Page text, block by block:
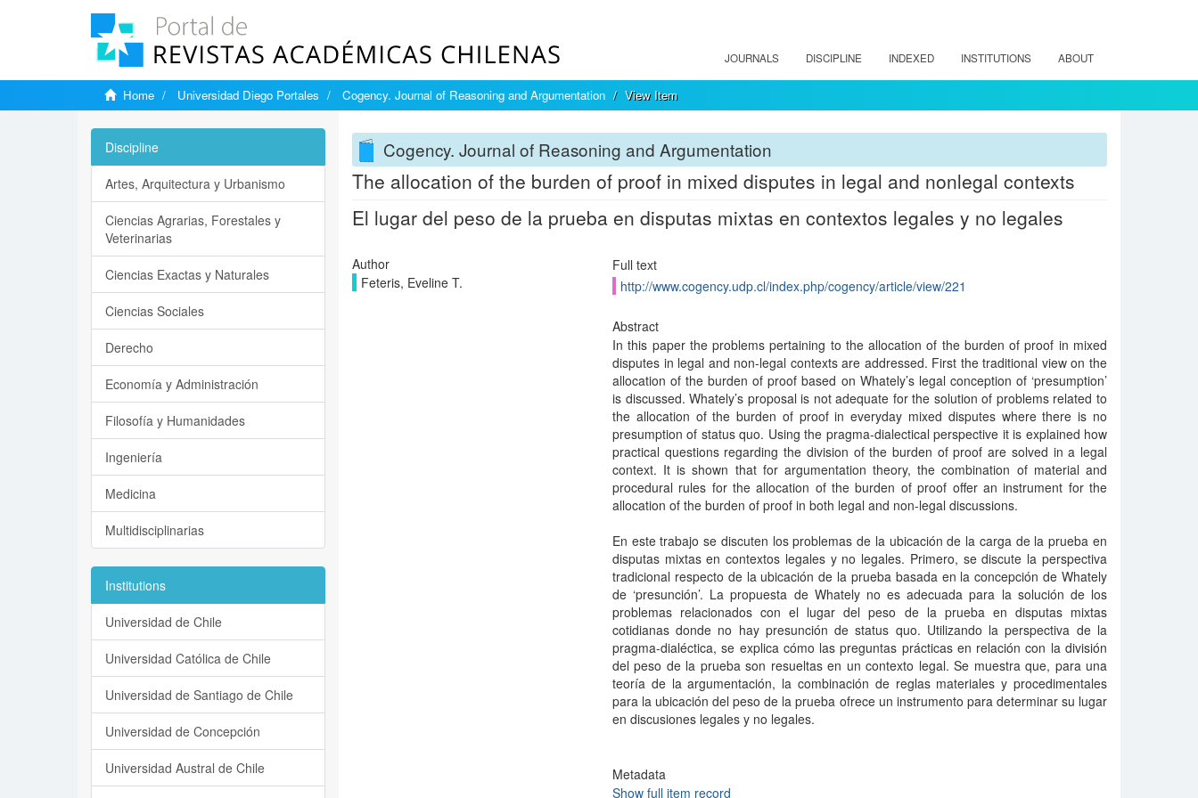
JOURNALS DISCIPLINE INDEXED INSTITUTIONS ABOUT
Home Universidad Diego Portales Cogency. Journal of Reasoning and Argumentation View Item
Cogency. Journal of Reasoning and Argumentation
The allocation of the burden of proof in mixed disputes in legal and nonlegal contexts
El lugar del peso de la prueba en disputas mixtas en contextos legales y no legales
Author
Feteris, Eveline T.
Full text
http://www.cogency.udp.cl/index.php/cogency/article/view/221
Abstract
In this paper the problems pertaining to the allocation of the burden of proof in mixed
disputes in legal and non-legal contexts are addressed. First the traditional view on the
allocation of the burden of proof based on Whately’s legal conception of ‘presumption’
is discussed. Whately’s proposal is not adequate for the solution of problems related to
the allocation of the burden of proof in everyday mixed disputes where there is no
presumption of status quo. Using the pragma-dialectical perspective it is explained how
practical questions regarding the division of the burden of proof are solved in a legal
context. It is shown that for argumentation theory, the combination of material and
procedural rules for the allocation of the burden of proof offer an instrument for the
allocation of the burden of proof in both legal and non-legal discussions.
En este trabajo se discuten los problemas de la ubicación de la carga de la prueba en
disputas mixtas en contextos legales y no legales. Primero, se discute la perspectiva
tradicional respecto de la ubicación de la prueba basada en la concepción de Whately
de ‘presunción’. La propuesta de Whately no es adecuada para la solución de los
problemas relacionados con el lugar del peso de la prueba en disputas mixtas
cotidianas donde no hay presunción de status quo. Utilizando la perspectiva de la
pragma-dialéctica, se explica cómo las preguntas prácticas en relación con la división
del peso de la prueba son resueltas en un contexto legal. Se muestra que, para una
teoría de la argumentación, la combinación de reglas materiales y procedimentales
para la ubicación del peso de la prueba ofrece un instrumento para determinar su lugar
en discusiones legales y no legales.
Metadata
Show full item record
Discipline
Artes, Arquitectura y Urbanismo
Ciencias Agrarias, Forestales y
Veterinarias
Ciencias Exactas y Naturales
Ciencias Sociales
Derecho
Economía y Administración
Filosofía y Humanidades
Ingeniería
Medicina
Multidisciplinarias
Institutions
Universidad de Chile
Universidad Católica de Chile
Universidad de Santiago de Chile
Universidad de Concepción
Universidad Austral de Chile